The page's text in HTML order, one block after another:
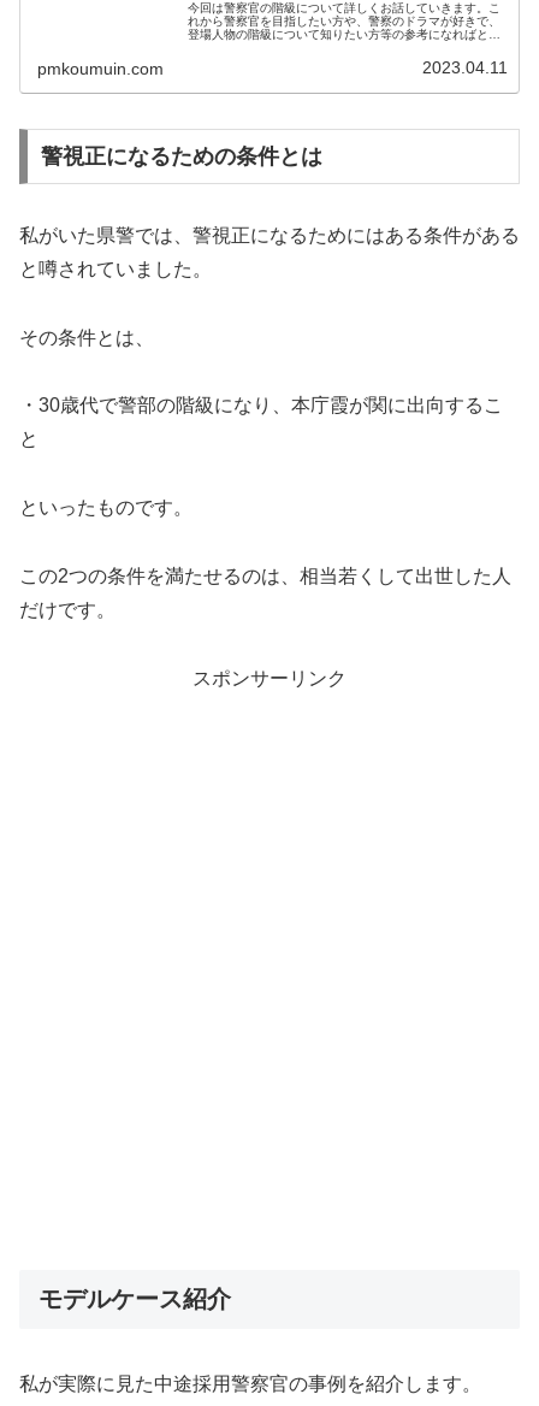
今回は警察官の階級について詳しくお話していきます。こ
れから警察官を目指したい方や、警察のドラマが好きで、
登場人物の階級について知りたい方等の参考になればと思
pmkoumuin.com 2023.04.11
警視正になるための条件とは
私がいた県警では、警視正になるためにはある条件がある
と噂されていました。
その条件とは、
・30歳代で警部の階級になり、本庁霞が関に出向するこ
と
といったものです。
この2つの条件を満たせるのは、相当若くして出世した人
だけです。
スポンサーリンク
モデルケース紹介
私が実際に見た中途採用警察官の事例を紹介します。